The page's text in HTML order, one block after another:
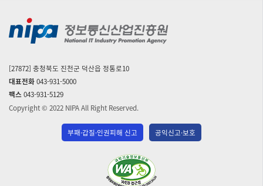
[27872] 충청북도 진천군 덕산읍 정통로10
대표전화043-931-5000
팩스043-931-5129
Copyright © 2022 NIPA All Right Reserved.
부패·갑질·인권피해 신고 공익신고·보호
(사)
한